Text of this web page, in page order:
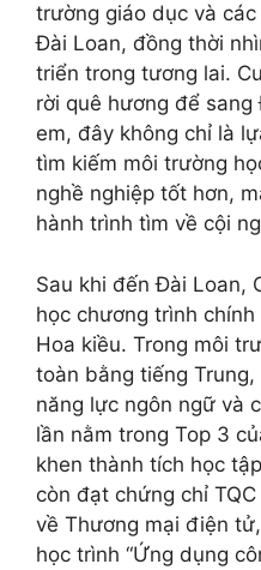
trường giáo dục và
Đài Loan, đồng thời
triển trong tương lai.
rời quê hương để
em, đây không chỉ là
tìm kiếm môi trường
nghề nghiệp tốt hơn,
hành trình tìm về cội
Sau khi đến Đài Loan,
học chương trình
Hoa kiều. Trong môi
toàn bằng tiếng
năng lực ngôn ngữ và
lần nằm trong Top 3
khen thành tích học
còn đạt chứng chỉ
về Thương mại điện
học trình “Ứng dụng